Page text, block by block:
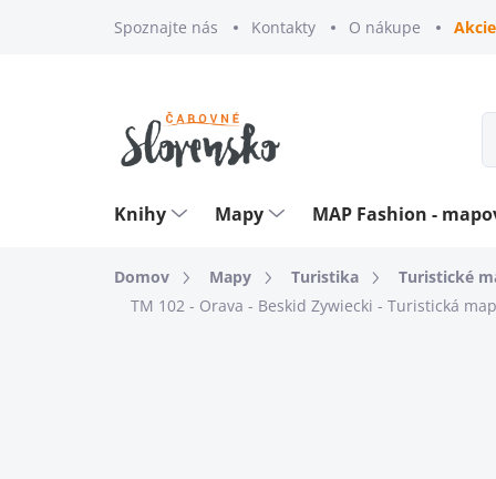
Spoznajte nás Kontakty O nákupe
Knihy Mapy MAP Fashion -
Domov Mapy Turistika
Turistické
TM 102 - Orava - Beskid Zywiecki - Turistická